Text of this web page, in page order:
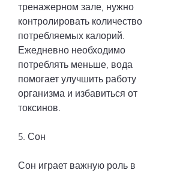
тренажерном зале, нужно
контролировать количество
потребляемых калорий.
Ежедневно необходимо
потреблять меньше, вода
помогает улучшить работу
организма и избавиться от
токсинов.
5. Сон
Сон играет важную роль в